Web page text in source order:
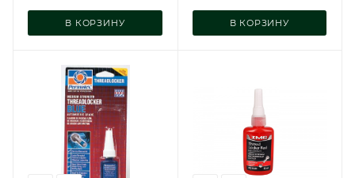
В КОРЗИНУ В КОРЗИНУ